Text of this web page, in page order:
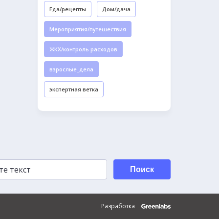
Еда/рецепты Дом/дача
Мероприятия/путешествия
ЖКХ/контроль расходов
взрослые_дела
экспертная ветка
Поиск
Разработка